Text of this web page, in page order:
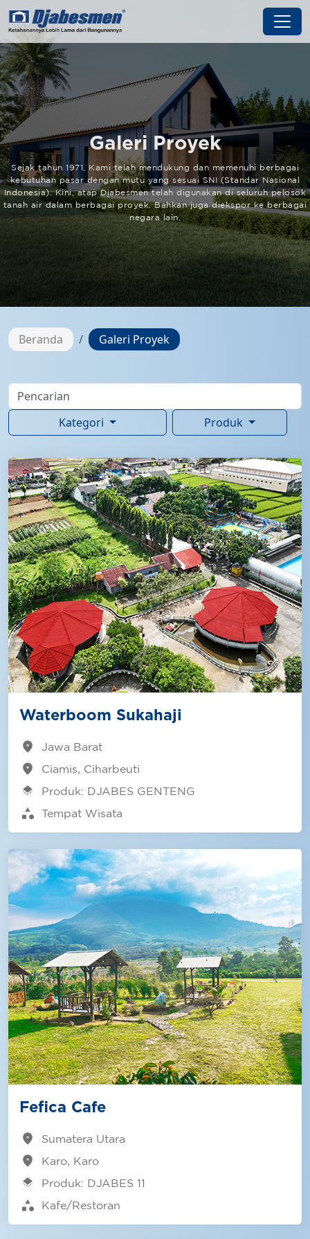
Galeri Proyek
Sejak tahun 1971, Kami telah mendukung dan memenuhi berbagai
kebutuhan pasar dengan mutu yang sesuai SNI (Standar Nasional
Indonesia). Kini, atap Djabesmen telah digunakan di seluruh pelosok
tanah air dalam berbagai proyek. Bahkan juga diekspor ke berbagai
negara lain.
Beranda Galeri Proyek
Kategori Produk
Waterboom Sukahaji
location_on Jawa Barat
location_on Ciamis, Ciharbeuti
layers Produk: DJABES GENTENG
category Tempat Wisata
Fefica Cafe
location_on Sumatera Utara
location_on Karo, Karo
layers Produk: DJABES 11
category Kafe/Restoran